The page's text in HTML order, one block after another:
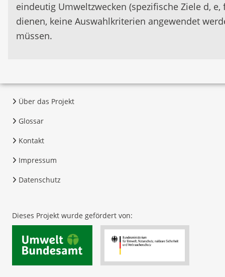
eindeutig Umweltzwecken (spezifische Ziele d, e,
dienen, keine Auswahlkriterien angewendet
müssen.
Über das Projekt
Glossar
Kontakt
Impressum
Datenschutz
Dieses Projekt wurde gefördert von: